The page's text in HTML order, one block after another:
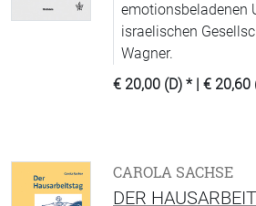
emotionsbeladenen
israelischen
Wagner.
€ 20,00 (D) * | € 20,60
CAROLA SACHSE
DER